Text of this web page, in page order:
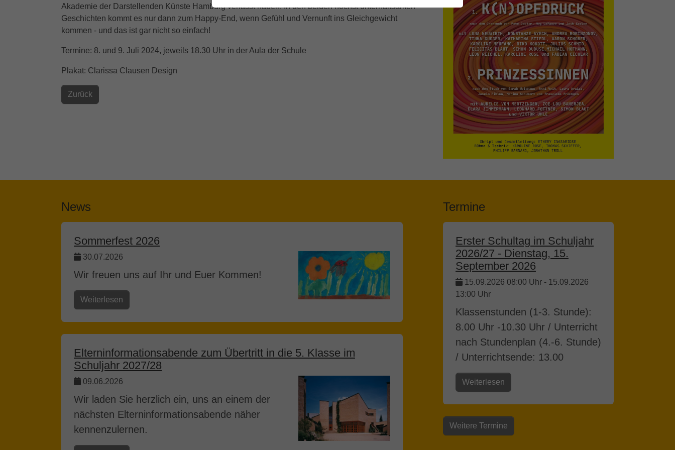
Akademie der Darstellenden Künste Hamburg verfasst haben. In den beiden höchst unterhaltsamen
Geschichten kommt es nur dann zum Happy-End, wenn Gefühl und Vernunft ins Gleichgewicht
kommen - und das ist gar nicht so einfach!
Termine: 8. und 9. Juli 2024, jeweils 18.30 Uhr in der Aula der Schule
Plakat: Clarissa Clausen Design
Zurück
News
Sommerfest 2026
30.07.2026
Wir freuen uns auf Ihr und Euer Kommen!
Weiterlesen
Elterninformationsabende zum Übertritt in die 5. Klasse im
Schuljahr 2027/28
09.06.2026
Wir laden Sie herzlich ein, uns an einem der
nächsten Elterninformationsabende näher
kennenzulernen.
Termine
Erster Schultag im Schuljahr
2026/27 - Dienstag, 15.
September 2026
15.09.2026 08:00 Uhr - 15.09.2026
13:00 Uhr
Klassenstunden (1-3. Stunde):
8.00 Uhr -10.30 Uhr / Unterricht
nach Stundenplan (4.-6. Stunde)
/ Unterrichtsende: 13.00
Weiterlesen
Weitere Termine